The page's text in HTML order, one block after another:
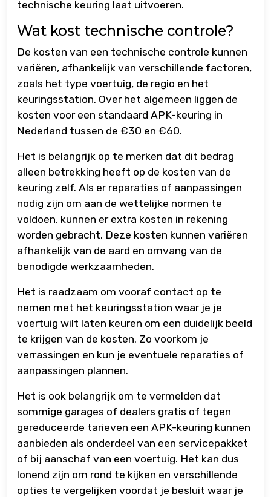
technische keuring laat uitvoeren.
Wat kost technische controle?
De kosten van een technische controle kunnen
variëren, afhankelijk van verschillende factoren,
zoals het type voertuig, de regio en het
keuringsstation. Over het algemeen liggen de
kosten voor een standaard APK-keuring in
Nederland tussen de €30 en €60.
Het is belangrijk op te merken dat dit bedrag
alleen betrekking heeft op de kosten van de
keuring zelf. Als er reparaties of aanpassingen
nodig zijn om aan de wettelijke normen te
voldoen, kunnen er extra kosten in rekening
worden gebracht. Deze kosten kunnen variëren
afhankelijk van de aard en omvang van de
benodigde werkzaamheden.
Het is raadzaam om vooraf contact op te
nemen met het keuringsstation waar je je
voertuig wilt laten keuren om een duidelijk beeld
te krijgen van de kosten. Zo voorkom je
verrassingen en kun je eventuele reparaties of
aanpassingen plannen.
Het is ook belangrijk om te vermelden dat
sommige garages of dealers gratis of tegen
gereduceerde tarieven een APK-keuring kunnen
aanbieden als onderdeel van een servicepakket
of bij aanschaf van een voertuig. Het kan dus
lonend zijn om rond te kijken en verschillende
opties te vergelijken voordat je besluit waar je